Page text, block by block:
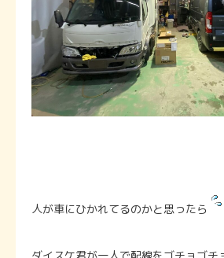
人が車にひかれてるのかと思ったら
ダイスケ君が一人で配線をゴチョゴチ